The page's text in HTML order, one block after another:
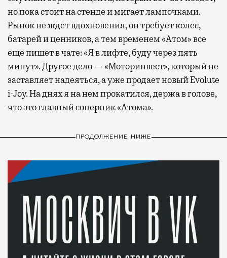
но пока стоит на стенде и мигает лампочками.
Рынок не ждет вдохновения, он требует колес,
батарей и ценников, а тем временем «Атом» все
еще пишет в чате: «Я в лифте, буду через пять
минут». Другое дело — «Моторинвест», который не
заставляет надеяться, а уже продает новый Evolute
i-Joy. На днях я на нем прокатился, держа в голове,
что это главный соперник «Атома».
ПРОДОЛЖЕНИЕ НИЖЕ